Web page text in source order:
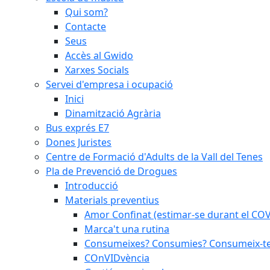
Qui som?
Contacte
Seus
Accès al Gwido
Xarxes Socials
Servei d'empresa i ocupació
Inici
Dinamització Agrària
Bus exprés E7
Dones Juristes
Centre de Formació d'Adults de la Vall del Tenes
Pla de Prevenció de Drogues
Introducció
Materials preventius
Amor Confinat (estimar-se durant el
Marca't una rutina
Consumeixes? Consumies? Consumeix-
COnVIDvència